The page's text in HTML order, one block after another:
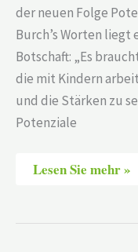
der neuen Folge
Burch’s Worten
Botschaft: „Es
die mit Kindern
und die Stärken zu
Potenziale
Lesen Sie mehr »